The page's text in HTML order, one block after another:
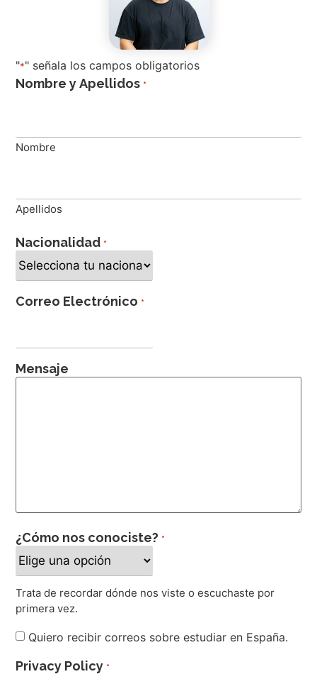
"*" señala los campos obligatorios
Nombre y Apellidos *
Nombre
Apellidos
Nacionalidad *
Correo Electrónico *
Mensaje
¿Cómo nos conociste? *
Trata de recordar dónde nos viste o escuchaste por
primera vez.
Newsletter
Quiero recibir correos sobre estudiar en España.
Privacy Policy *